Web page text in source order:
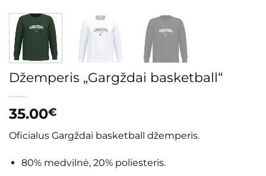
Džemperis „Gargždai basketball“
35.00€
Oficialus Gargždai basketball džemperis.
80% medvilnė, 20% poliesteris.